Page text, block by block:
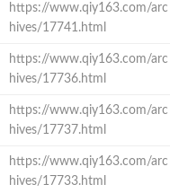
https://www.qiy163.com/arc
hives/17741.html
https://www.qiy163.com/arc
hives/17736.html
https://www.qiy163.com/arc
hives/17737.html
https://www.qiy163.com/arc
hives/17733.html